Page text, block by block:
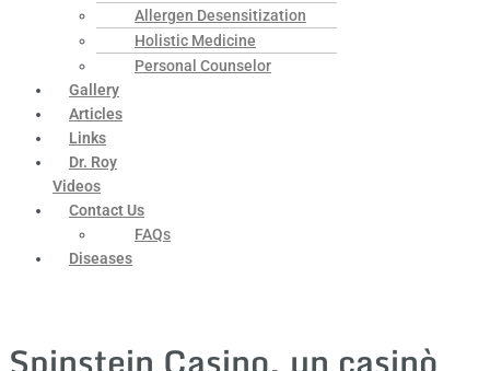
Allergen Desensitization
Holistic Medicine
Personal Counselor
Gallery
Articles
Links
Dr. Roy
Videos
Contact Us
FAQs
Diseases